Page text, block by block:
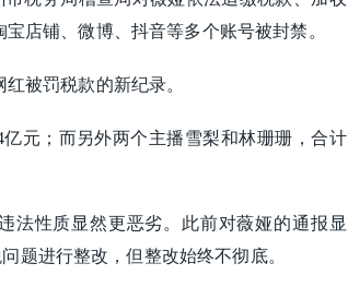
店铺、微博、抖音等多个账号被封禁。
被罚税款的新纪录。
元；而另外两个主播雪梨和林珊珊，合计
法性质显然更恶劣。此前对薇娅的通报显
题进行整改，但整改始终不彻底。